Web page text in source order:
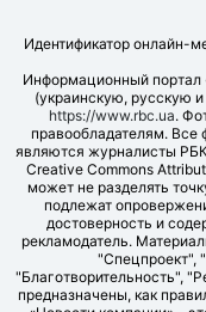
Идентификатор онлайн-
Информационный портал
(украинскую, русскую
https://www.rbc.ua.
правообладателям. Все
являются журналисты
Creative Commons
может не разделять
подлежат
достоверность и
рекламодатель.
"Спецпроект",
"Благотворительность",
предназначены, как